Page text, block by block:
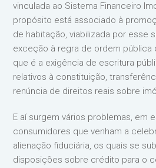
vinculada ao Sistema Financeiro
propósito está associado à
de habitação, viabilizada por esse
exceção à regra de ordem pública
que é a exigência de escritura
relativos à constituição,
renúncia de direitos reais sobre
E aí surgem vários problemas, em
consumidores que venham a
alienação fiduciária, os quais se
disposições sobre crédito para o